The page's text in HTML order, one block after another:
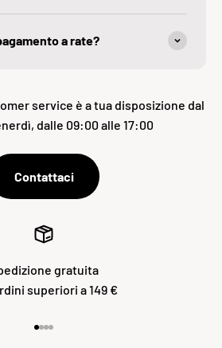
a rate?
service è a tua disposizione dal
dalle 09:00 alle 17:00
Contattaci
gratuita
superiori a 149 €